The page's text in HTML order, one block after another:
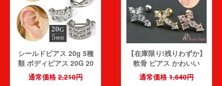
シールドピアス 20g 5種
類 ボディピアス 20G 20
ゲージ 軟骨ピアス ピアス
シールド シールドバーベ
通常価格 2,210円
【在庫限り!残りわずか】
軟骨 ピアス かわいい
20g CZ ボディピアス ピ
アス 耳たぶ トラガス 軟
通常価格 1,640円
レビュー点数:
(件)
ざいました。
購入後、すぐに届きました。梱包も丁寧でメッセージカードも付いて
いました。信頼できるショップだと思います。